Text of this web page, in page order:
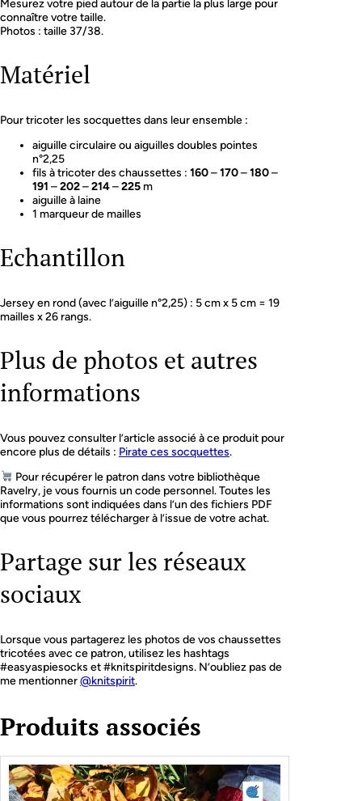
Mesurez votre pied autour de la partie la plus large pour
connaître votre taille.
Photos : taille 37/38.
Matériel
Pour tricoter les socquettes dans leur ensemble :
aiguille circulaire ou aiguilles doubles pointes
n°2,25
fils à tricoter des chaussettes : 160–170–180–
191 –202–214–225 m
aiguille à laine
1 marqueur de mailles
Echantillon
Jersey en rond (avec l’aiguille n°2,25) : 5 cm x 5 cm = 19
mailles x 26 rangs.
Plus de photos et autres
informations
Vous pouvez consulter l’article associé à ce produit pour
encore plus de détails : Pirate ces socquettes.
Pour récupérer le patron dans votre bibliothèque
Ravelry, je vous fournis un code personnel. Toutes les
informations sont indiquées dans l’un des fichiers PDF
que vous pourrez télécharger à l’issue de votre achat.
Partage sur les réseaux
sociaux
Lorsque vous partagerez les photos de vos chaussettes
tricotées avec ce patron, utilisez les hashtags
#easyaspiesocks et #knitspiritdesigns. N’oubliez pas de
me mentionner@knitspirit.
Produits associés